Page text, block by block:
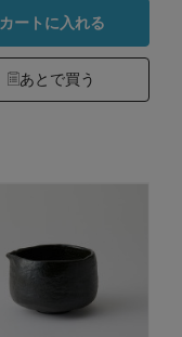
カートに入れる
あとで買う